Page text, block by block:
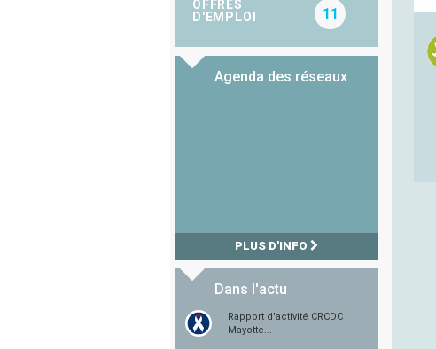
OFFRES
D'EMPLOI
11
Agenda des réseaux
PLUS D'INFO
Dans l'actu
Rapport d'activité CRCDC
Mayotte...